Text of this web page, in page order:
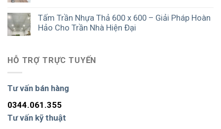
Tấm Trần Nhựa Thả 600 x 600 – Giải Pháp Hoàn
Hảo Cho Trần Nhà Hiện Đại
HỖ TRỢ TRỰC TUYẾN
Tư vấn bán hàng
0344.061.355
Tư vấn kỹ thuật